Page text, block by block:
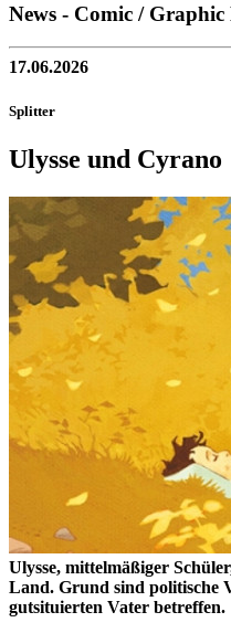
News - Comic / Graphic
17.06.2026
Splitter
Ulysse und Cyrano
Ulysse, mittelmäßiger
Land. Grund sind politische
gutsituierten Vater betreffen.